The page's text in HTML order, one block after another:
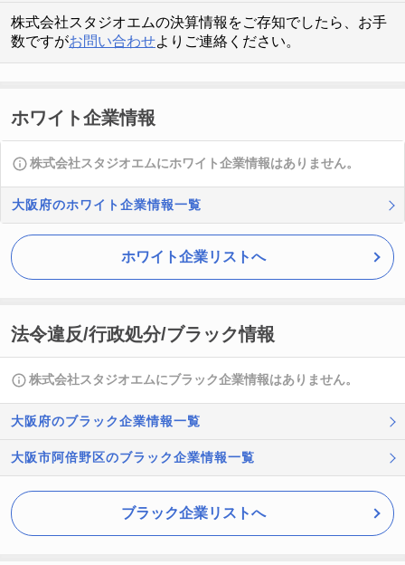
株式会社スタジオエムの決算情報をご存知でしたら、お手
数ですがお問い合わせよりご連絡ください。
ホワイト企業情報
株式会社スタジオエムにホワイト企業情報はありません。
大阪府のホワイト企業情報一覧
ホワイト企業リストへ
法令違反/行政処分/ブラック情報
株式会社スタジオエムにブラック企業情報はありません。
大阪府のブラック企業情報一覧
大阪市阿倍野区のブラック企業情報一覧
ブラック企業リストへ